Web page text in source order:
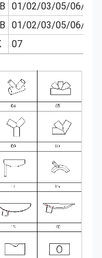
01/02/03/05/06/07/
01/02/03/05/06/
07